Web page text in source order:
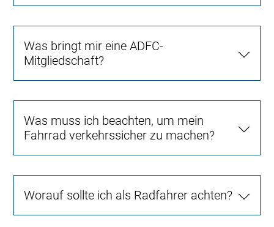
Was bringt mir eine ADFC-
Mitgliedschaft?
Was muss ich beachten, um mein
Fahrrad verkehrssicher zu machen?
Worauf sollte ich als Radfahrer achten?